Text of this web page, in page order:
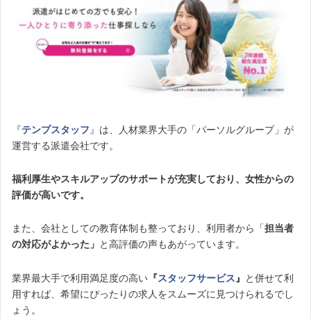
『テンプスタッフ 』は、人材業界大手の「パーソルグループ」が
運営する派遣会社です。
福利厚生やスキルアップのサポートが充実しており、女性からの
評価が高いです。
また、会社としての教育体制も整っており、利用者から「担当者
の対応がよかった」 と高評価の声もあがっています。
業界最大手で利用満足度の高い 『スタッフサービス 』
と併せて利
用すれば、希望にぴったりの求人をスムーズに見つけられるでし
ょう。